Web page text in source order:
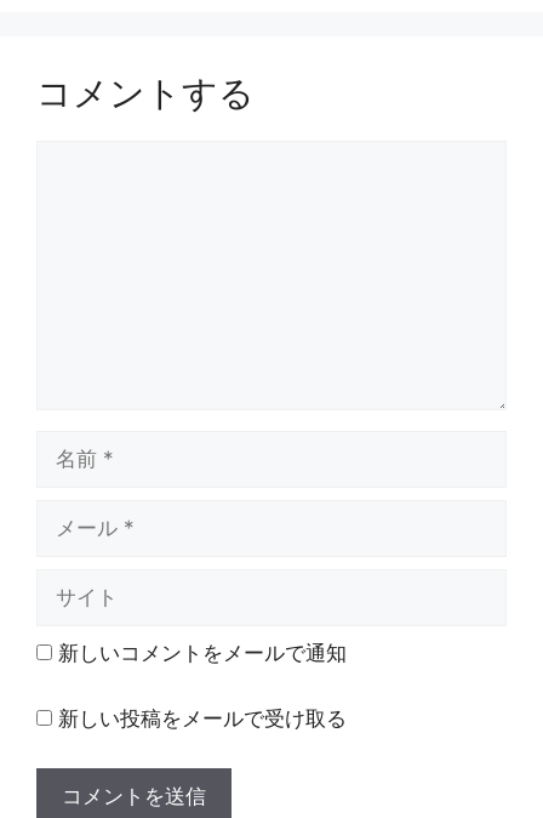
コメントする
ト 新しいコメントをメールで通知
新しい投稿をメールで受け取る